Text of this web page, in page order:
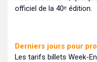
officiel de la 40ᵉ édition.
Derniers jours pour
Les tarifs billets Week-